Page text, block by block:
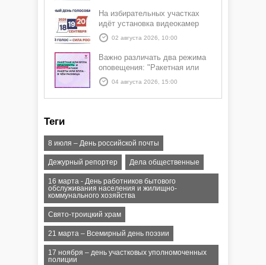
На избирательных участках
идёт установка видеокамер
02 августа 2026, 10:00
Важно различать два режима
оповещения: "Ракетная или
БПЛА опасность" и "Угроза
атаки ракеты или БПЛА"
04 августа 2026, 15:00
Теги
8 июля – День российской почты
Дежурный репортер Дела общественные
16 марта - День работников бытового
обслуживания населения и жилищно-
коммунального хозяйства
Свято-троицкий храм
21 марта – Всемирный день поэзии
17 ноября – день участковых уполномоченных
полиции